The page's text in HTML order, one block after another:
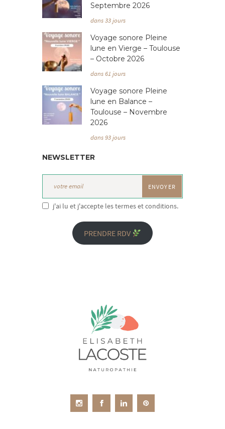
Septembre 2026
dans 33 jours
Voyage sonore Pleine
lune en Vierge – Toulouse
– Octobre 2026
dans 61 jours
Voyage sonore Pleine
lune en Balance –
Toulouse – Novembre
2026
dans 93 jours
NEWSLETTER
j'ai lu et j'accepte les termes et conditions.
PRENDRE RDV